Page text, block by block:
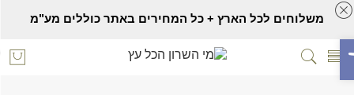
סרגל נגישות
משלוחים לכל הארץ + כל המחירים באתר כוללים מע"מ